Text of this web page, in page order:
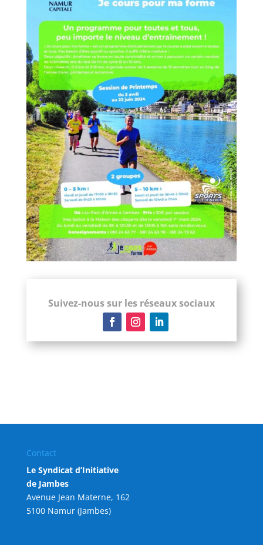
Suivez-nous sur les réseaux sociaux
Contact
Le Syndicat d’Initiative
de Jambes
Avenue Jean Materne, 162
5100 Namur (Jambes)